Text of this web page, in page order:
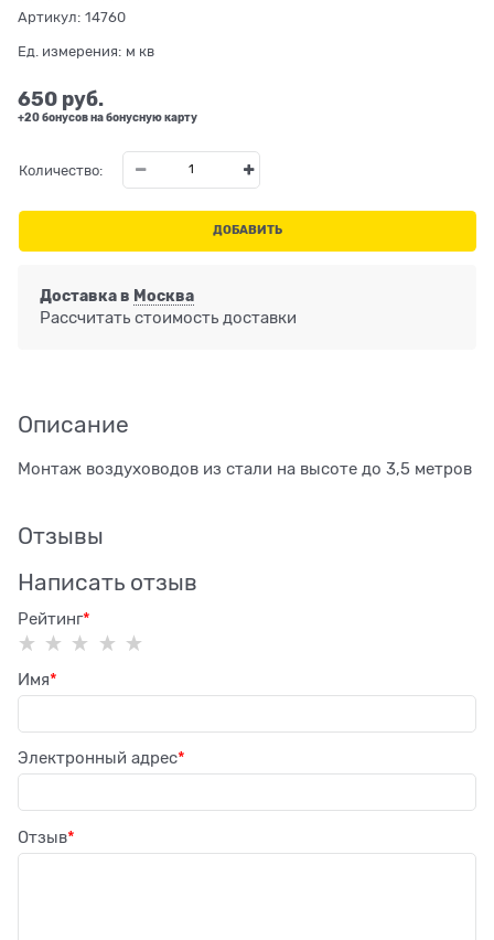
Артикул: 14760
Ед. измерения: м кв
650 руб.
+20 бонусов на бонусную карту
Количество:
ДОБАВИТЬ
Доставка в Москва
Рассчитать стоимость доставки
Описание
Монтаж воздуховодов из стали на высоте до 3,5 метров
Отзывы
Написать отзыв
Рейтинг
Имя
Электронный адрес
Отзыв